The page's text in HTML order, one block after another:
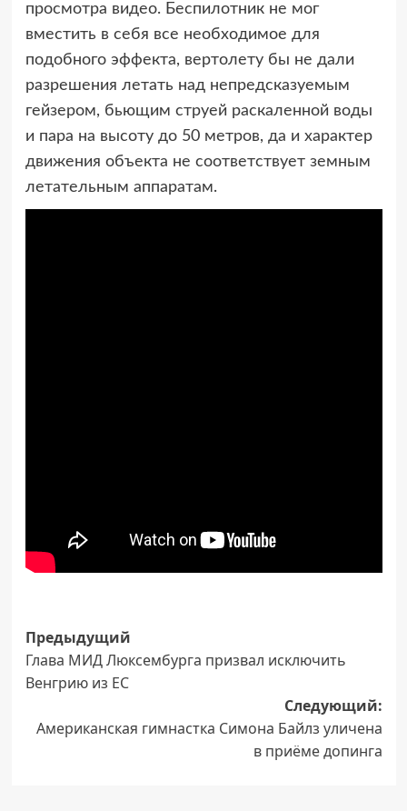
просмотра видео. Беспилотник не мог
вместить в себя все необходимое для
подобного эффекта, вертолету бы не дали
разрешения летать над непредсказуемым
гейзером, бьющим струей раскаленной воды
и пара на высоту до 50 метров, да и характер
движения объекта не соответствует земным
летательным аппаратам.
Навигация
записи
Предыдущий
Глава МИД Люксембурга призвал исключить
Венгрию из ЕС
Следующий:
Американская гимнастка Симона Байлз уличена
в приёме допинга